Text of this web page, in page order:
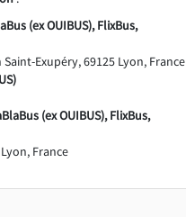
(ex OUIBUS), FlixBus,
Exupéry, 69125 Lyon, France
(ex OUIBUS), FlixBus,
France